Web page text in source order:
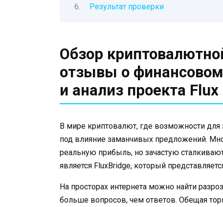
Результат проверки
Обзор
отзывы о
и анализ проекта
В мире криптовалют, где возможности для
под влияние заманчивых предложений.
реальную прибыль, но зачастую
является FluxBridge, который
На просторах интернета можно найти
больше вопросов, чем ответов. Обещая